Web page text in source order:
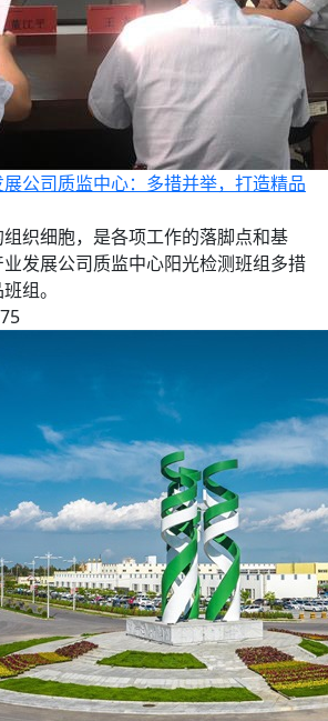
公司质监中心：多措并举，打造精品
织细胞，是各项工作的落脚点和基
发展公司质监中心阳光检测班组多措
组。